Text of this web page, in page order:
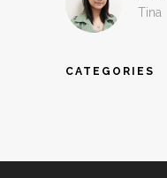
Tina
CATEGORIES